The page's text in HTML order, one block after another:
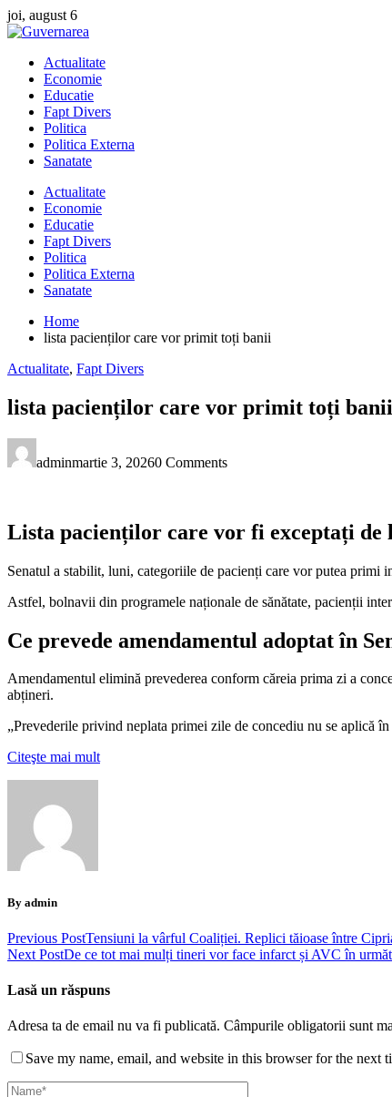
Skip
to
joi, august 6
Actualitate
Economie
Educatie
Fapt Divers
Politica
Politica Externa
Sanatate
Actualitate
Economie
Educatie
Fapt Divers
Politica
Politica Externa
Sanatate
Home
lista pacienților care vor primit toți banii
Actualitate, Fapt Divers
lista pacienților care vor primit toți banii
adminmartie 3, 20260 Comments
Lista pacienților care vor fi exceptați de
Senatul a stabilit, luni, categoriile de pacienți care vor putea primi
Astfel, bolnavii din programele naționale de sănătate, pacienții
Ce prevede amendamentul adoptat în
Amendamentul elimină prevederea conform căreia prima zi a
abțineri.
„Prevederile privind neplata primei zile de concediu nu se aplică
Citeşte mai mult
By admin
Previous PostTensiuni la vârful Coaliției. Replici tăioase între
Next PostDe ce tot mai mulți tineri vor face infarct și AVC în
Lasă un răspuns
Adresa ta de email nu va fi publicată. Câmpurile obligatorii sunt
Save my name, email, and website in this browser for the next